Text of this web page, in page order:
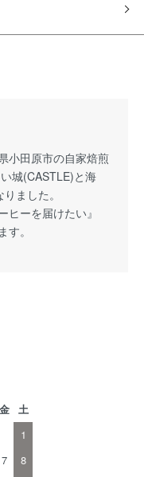
小田原市の自家焙煎
城(CASTLE)と海
ました。
ヒーを届けたい』
。
金
土
1
7
8